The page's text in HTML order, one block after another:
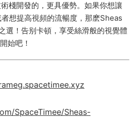
棧開發的，更具優勢。如果你想讓
想提高視頻的流暢度，那麽Sheas
選！告别卡頓，享受絲滑般的視覺體
始吧！
SpaceTimee/Sheas-